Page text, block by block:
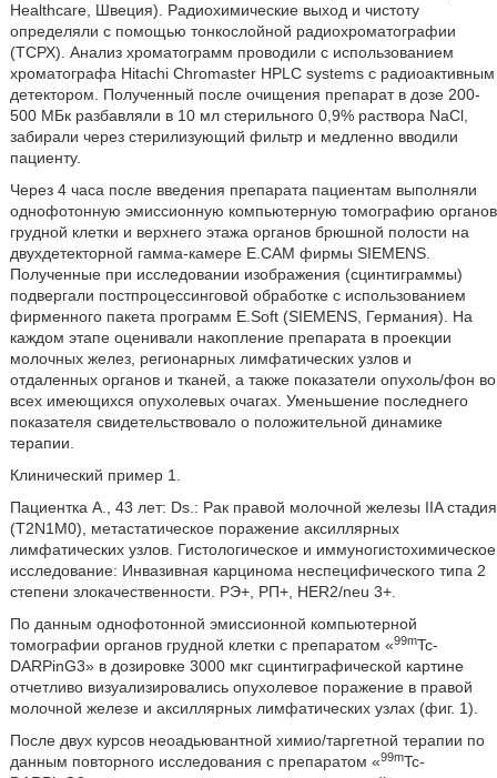
Healthcare, Швеция). Радиохимические выход и чистоту
определяли с помощью тонкослойной радиохроматографии
(ТСРХ). Анализ хроматограмм проводили с использованием
хроматографа Hitachi Chromaster HPLC systems с радиоактивным
детектором. Полученный после очищения препарат в дозе 200-
500 МБк разбавляли в 10 мл стерильного 0,9% раствора NaCl,
забирали через стерилизующий фильтр и медленно вводили
пациенту.
Через 4 часа после введения препарата пациентам выполняли
однофотонную эмиссионную компьютерную томографию органов
грудной клетки и верхнего этажа органов брюшной полости на
двухдетекторной гамма-камере Е.САМ фирмы SIEMENS.
Полученные при исследовании изображения (сцинтиграммы)
подвергали постпроцессинговой обработке с использованием
фирменного пакета программ E.Soft (SIEMENS, Германия). На
каждом этапе оценивали накопление препарата в проекции
молочных желез, регионарных лимфатических узлов и
отдаленных органов и тканей, а также показатели опухоль/фон во
всех имеющихся опухолевых очагах. Уменьшение последнего
показателя свидетельствовало о положительной динамике
терапии.
Клинический пример 1.
Пациентка А., 43 лет: Ds.: Рак правой молочной железы IIA стадия
(T2N1M0), метастатическое поражение аксиллярных
лимфатических узлов. Гистологическое и иммуногистохимическое
исследование: Инвазивная карцинома неспецифического типа 2
степени злокачественности. РЭ+, РП+, HER2/neu 3+.
По данным однофотонной эмиссионной компьютерной
томографии органов грудной клетки с препаратом «99mTc-
DARPinG3» в дозировке 3000 мкг сцинтиграфической картине
отчетливо визуализировались опухолевое поражение в правой
молочной железе и аксиллярных лимфатических узлах (фиг. 1).
После двух курсов неоадьювантной химио/таргетной терапии по
данным повторного исследования с препаратом «99mTc-